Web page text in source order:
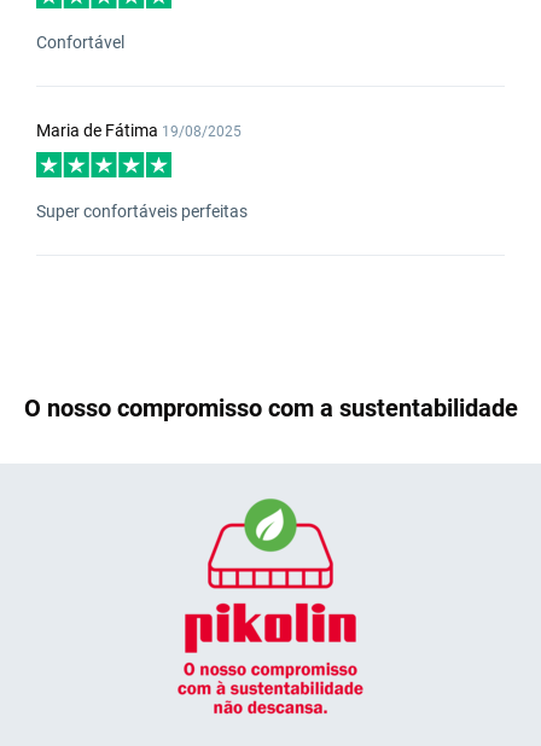
Confortável
Maria de Fátima 19/08/2025
Super confortáveis perfeitas
O nosso compromisso com a sustentabilidade